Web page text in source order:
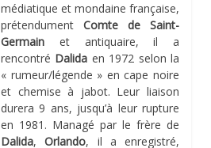
médiatique et mondaine française,
prétendument Comte de Saint-
Germain et antiquaire, il a
rencontré Dalida en 1972 selon la
« rumeur/légende » en cape noire
et chemise à jabot. Leur liaison
durera 9 ans, jusqu’à leur rupture
en 1981. Managé par le frère de
Dalida,Orlando, il a enregistré,